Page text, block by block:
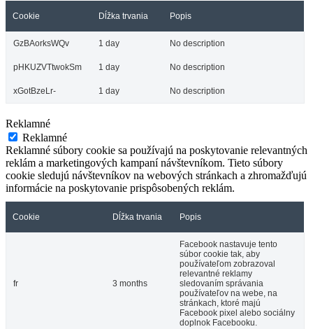
Cookie Dĺžka trvania Popis
GzBAorksWQv 1 day No description
pHKUZVTtwokSm 1 day No description
xGotBzeLr- 1 day No description
Reklamné
Reklamné
Reklamné súbory cookie sa používajú na poskytovanie relevantných
reklám a marketingových kampaní návštevníkom. Tieto súbory
cookie sledujú návštevníkov na webových stránkach a zhromažďujú
informácie na poskytovanie prispôsobených reklám.
Cookie Dĺžka trvania Popis
fr 3 months
Facebook nastavuje tento
súbor cookie tak, aby
používateľom zobrazoval
relevantné reklamy
sledovaním správania
používateľov na webe, na
stránkach, ktoré majú
Facebook pixel alebo sociálny
doplnok Facebooku.